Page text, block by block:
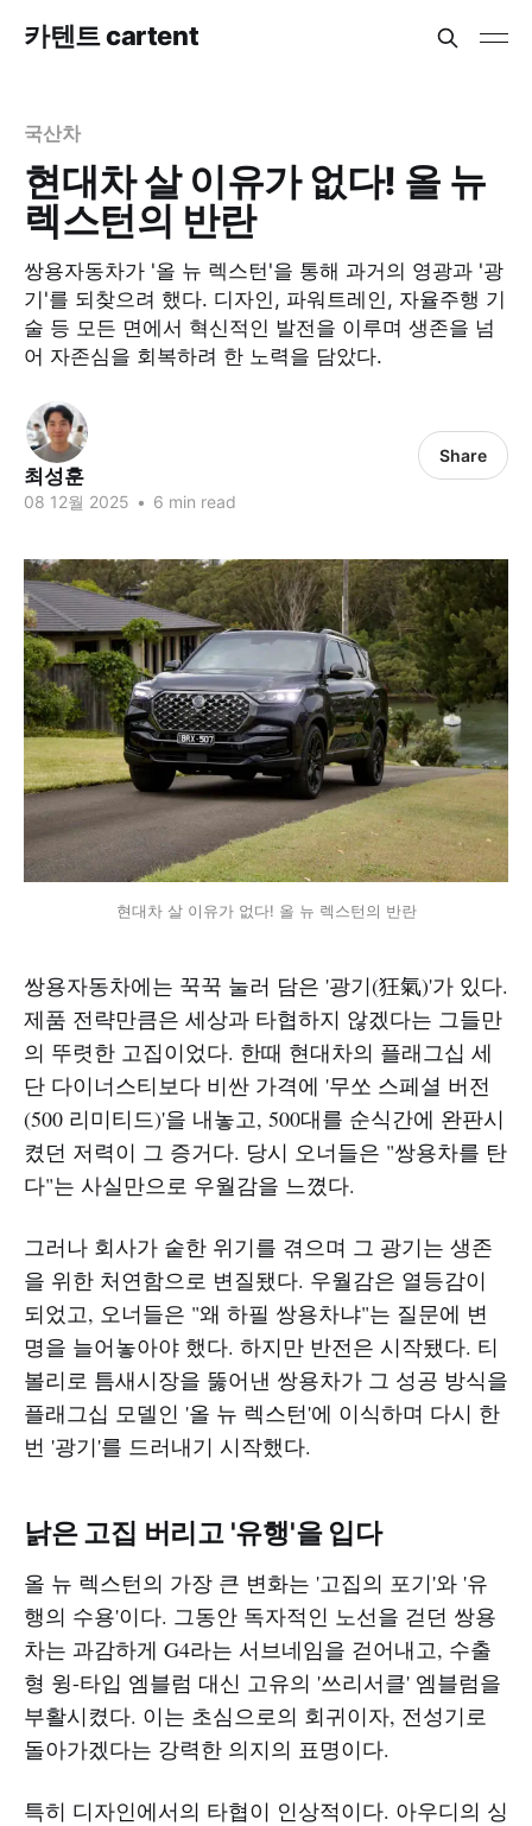
카텐트 cartent
국산차
현대차 살 이유가 없다! 올 뉴
렉스턴의 반란
쌍용자동차가 '올 뉴 렉스턴'을 통해 과거의 영광과 '광
기'를 되찾으려 했다. 디자인, 파워트레인, 자율주행 기
술 등 모든 면에서 혁신적인 발전을 이루며 생존을 넘
어 자존심을 회복하려 한 노력을 담았다.
최성훈
08 12월 2025 • 6 min read
Share
현대차 살 이유가 없다! 올 뉴 렉스턴의 반란
쌍용자동차에는 꾹꾹 눌러 담은 '광기(狂氣)'가 있다.
제품 전략만큼은 세상과 타협하지 않겠다는 그들만
의 뚜렷한 고집이었다. 한때 현대차의 플래그십 세
단 다이너스티보다 비싼 가격에 '무쏘 스페셜 버전
(500 리미티드)'을 내놓고, 500대를 순식간에 완판시
켰던 저력이 그 증거다. 당시 오너들은 "쌍용차를 탄
다"는 사실만으로 우월감을 느꼈다.
그러나 회사가 숱한 위기를 겪으며 그 광기는 생존
을 위한 처연함으로 변질됐다. 우월감은 열등감이
되었고, 오너들은 "왜 하필 쌍용차냐"는 질문에 변
명을 늘어놓아야 했다. 하지만 반전은 시작됐다. 티
볼리로 틈새시장을 뚫어낸 쌍용차가 그 성공 방식을
플래그십 모델인 '올 뉴 렉스턴'에 이식하며 다시 한
번 '광기'를 드러내기 시작했다.
낡은 고집 버리고 '유행'을 입다
올 뉴 렉스턴의 가장 큰 변화는 '고집의 포기'와 '유
행의 수용'이다. 그동안 독자적인 노선을 걷던 쌍용
차는 과감하게 G4라는 서브네임을 걷어내고, 수출
형 윙-타입 엠블럼 대신 고유의 '쓰리서클' 엠블럼을
부활시켰다. 이는 초심으로의 회귀이자, 전성기로
돌아가겠다는 강력한 의지의 표명이다.
특히 디자인에서의 타협이 인상적이다. 아우디의 싱